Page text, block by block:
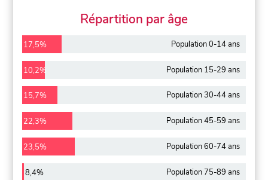
Répartition par âge
17,5% Population 0-14 ans
10,2% Population 15-29 ans
15,7% Population 30-44 ans
22,3% Population 45-59 ans
23,5% Population 60-74 ans
8,4% Population 75-89 ans